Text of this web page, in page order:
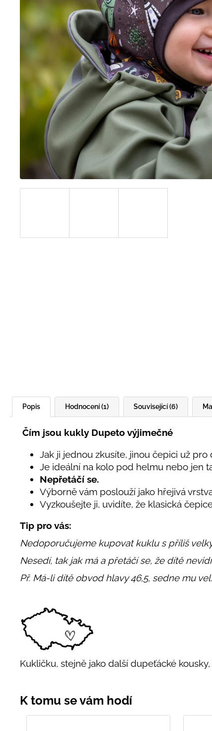
Popis Hodnocení (1) Související (6)
Čím jsou kukly Dupeto výjimečné
Jak ji jednou zkusíte, jinou čepici už pro
Je ideální na kolo pod helmu nebo jen
Nepřetáčí se.
Výborně vám poslouží jako hřejivá
Vyzkoušejte ji, uvidíte, že klasická
Tip pro vás:
Nedoporučujeme kupovat kuklu s příliš
Nesedí, tak jak má a přetáčí se, že dítě
Př. Má-li dítě obvod hlavy 46,5, sedne mu vel.
Kukličku, stejně jako další dupeťácké
395 Kč